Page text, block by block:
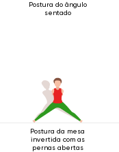
Postura do ângulo
sentado
Postura da mesa
invertida com as
pernas abertas